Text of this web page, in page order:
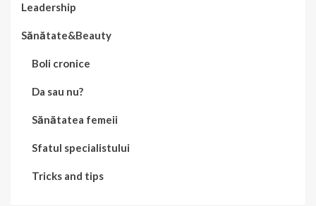
Leadership
Sănătate&Beauty
Boli cronice
Da sau nu?
Sănătatea femeii
Sfatul specialistului
Tricks and tips